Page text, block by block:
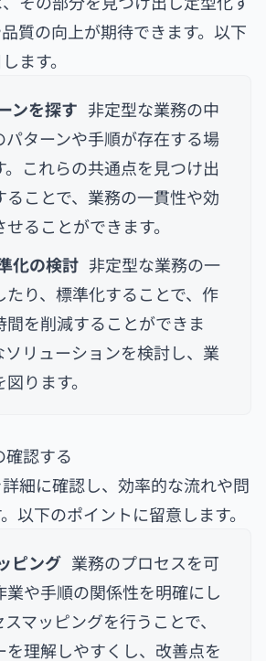
質の向上が期待できます。以下
ます。
ンを探す 非定型な業務の中
パターンや手順が存在する場
これらの共通点を見つけ出
ることで、業務の一貫性や効
ることができます。
化の検討 非定型な業務の一
たり、標準化することで、作
間を削減することができま
ソリューションを検討し、業
ります。
認する
細に確認し、効率的な流れや問
以下のポイントに留意します。
ピング 業務のプロセスを可
業や手順の関係性を明確にし
マッピングを行うことで、
を理解しやすくし、改善点を